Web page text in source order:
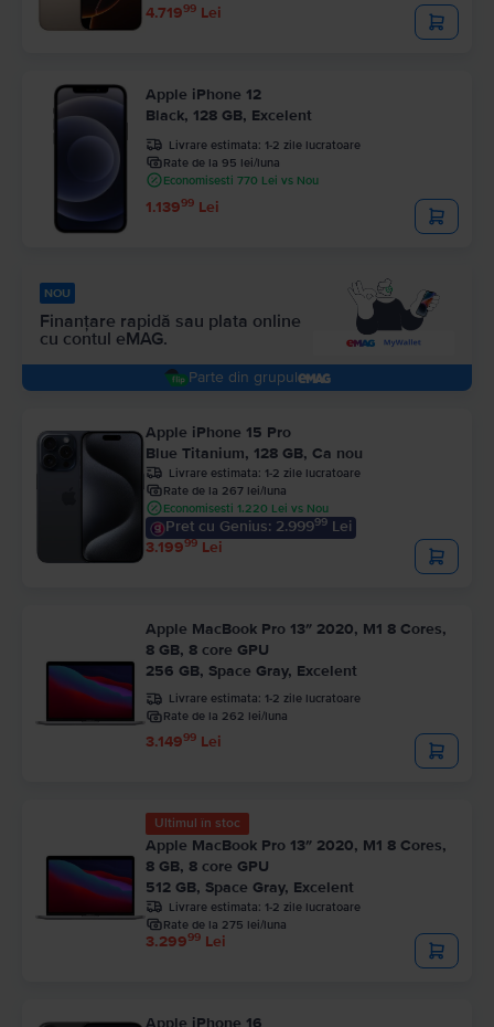
4.71999 Lei
Apple iPhone 12
Black, 128 GB, Excelent
Livrare estimata: 1-2 zile lucratoare
Rate de la 95 lei/luna
Economisesti 770 Lei vs Nou
1.13999 Lei
NOU
Finanțare rapidă sau plata online
cu contul eMAG.
parte din grupul
Apple iPhone 15 Pro
Blue Titanium, 128 GB, Ca nou
Livrare estimata: 1-2 zile lucratoare
Rate de la 267 lei/luna
Economisesti 1.220 Lei vs Nou
Pret cu Genius: 2.99999 Lei
3.19999 Lei
Apple MacBook Pro 13″ 2020, M1 8 Cores,
8 GB, 8 core GPU
256 GB, Space Gray, Excelent
Livrare estimata: 1-2 zile lucratoare
Rate de la 262 lei/luna
3.14999 Lei
Ultimul în stoc
Apple MacBook Pro 13″ 2020, M1 8 Cores,
8 GB, 8 core GPU
512 GB, Space Gray, Excelent
Livrare estimata: 1-2 zile lucratoare
Rate de la 275 lei/luna
3.29999 Lei